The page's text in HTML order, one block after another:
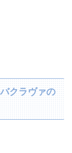
クラヴァの